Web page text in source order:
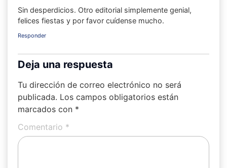
Sin desperdicios. Otro editorial simplemente genial,
felices fiestas y por favor cuídense mucho.
Responder
Deja una respuesta
Tu dirección de correo electrónico no será
publicada. Los campos obligatorios están
marcados con *
Comentario *